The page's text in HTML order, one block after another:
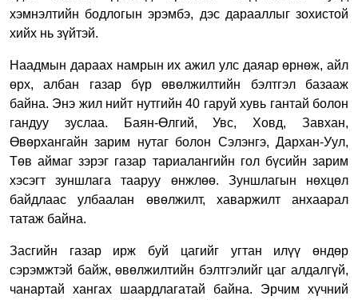
хэмнэлтийн бодлогын эрэмбэ, дэс дарааллыг зохистой
хийх нь зүйтэй.
Наадмын дараах намрын их ажил улс даяар өрнөж, айл
өрх, албан газар бүр өвөлжилтийн бэлтгэл базааж
байна. Энэ жил нийт нутгийн 40 гаруй хувь гантай болон
гандуу зуслаа. Баян-Өлгий, Увс, Ховд, Завхан,
Өвөрхангайн зарим нутаг болон Сэлэнгэ, Дархан-Уул,
Төв аймаг зэрэг газар тариалангийн гол бүсийн зарим
хэсэгт зуншлага тааруу өнжлөө. Зуншлагын нөхцөл
байдлаас улбаалан өвөлжилт, хаваржилт анхаарал
татаж байна.
Засгийн газар ирж буй цагийг угтан илүү өндөр
сэрэмжтэй байж, өвөлжилтийн бэлтгэлийг цаг алдалгүй,
чанартай хангах шаардлагатай байна. Эрчим хүчний